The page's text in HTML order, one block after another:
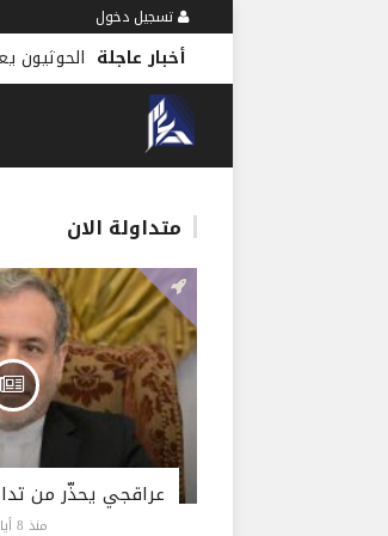
تسجيل دخول
أخبار عاجلة الحوثيون
متداولة الان
عراقجي يحذّر من
منذ 8 أيام